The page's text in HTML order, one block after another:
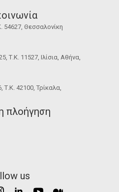
54627, Θεσσαλονίκη
Τ.Κ. 11527, Ιλίσια, Αθήνα,
42100, Τρίκαλα,
πλοήγηση
us